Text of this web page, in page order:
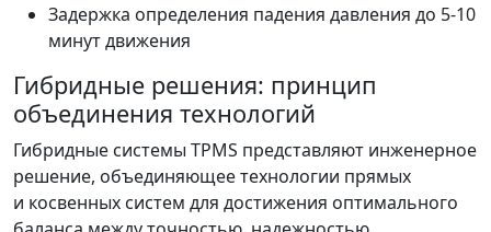
Задержка определения падения давления до 5-10
минут движения
Гибридные решения: принцип
объединения технологий
Гибридные системы TPMS представляют инженерное
решение, объединяющее технологии прямых
и косвенных систем для достижения оптимального